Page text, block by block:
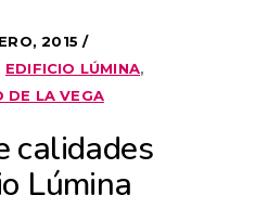
2015
EDIFICIO LÚMINA,
DE LA VEGA
calidades
Lúmina